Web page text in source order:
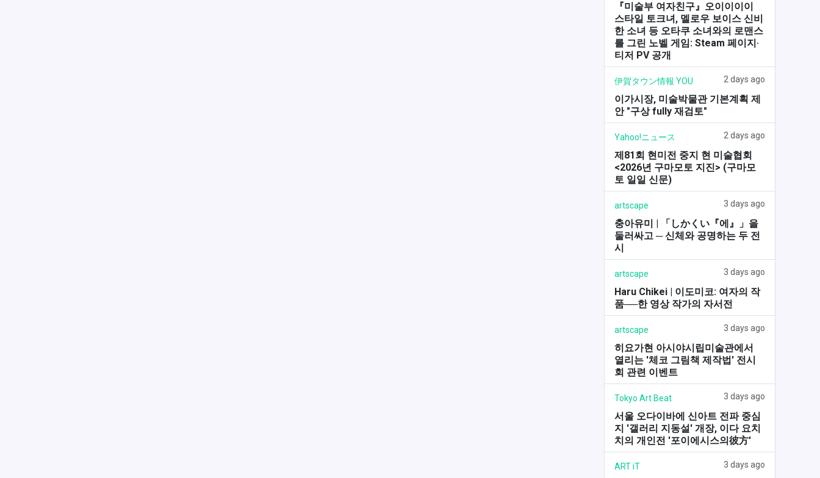
『미술부 여자친구』오이이이이
스타일 토크녀, 멜로우 보이스 신비
한 소녀 등 오타쿠 소녀와의 로맨스
를 그린 노벨 게임: Steam 페이지·
티저 PV 공개
伊賀タウン情報 YOU 2 days ago
이가시장, 미술박물관 기본계획 제
안 "구상 fully 재검토"
Yahoo!ニュース 2 days ago
제81회 현미전 중지 현 미술협회
<2026년 구마모토 지진> (구마모
토 일일 신문)
artscape 3 days ago
충아유미 | 「しかくい『에』」을
둘러싸고 ─ 신체와 공명하는 두 전
시
artscape 3 days ago
Haru Chikei | 이도미코: 여자의 작
품──한 영상 작가의 자서전
artscape 3 days ago
히요가현 아시야시립미술관에서
열리는 '체코 그림책 제작법' 전시
회 관련 이벤트
Tokyo Art Beat 3 days ago
서울 오다이바에 신아트 전파 중심
지 '갤러리 지동설' 개장, 이다 요치
치의 개인전 '포이에시스의彼方'
ART iT 3 days ago